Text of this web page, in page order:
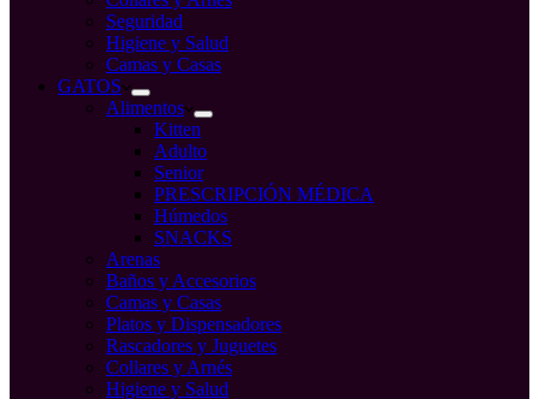
Seguridad
Higiene y Salud
Camas y Casas
GATOS
Alimentos
Kitten
Adulto
Senior
PRESCRIPCIÓN MÉDICA
Húmedos
SNACKS
Arenas
Baños y Accesorios
Camas y Casas
Platos y Dispensadores
Rascadores y Juguetes
Collares y Arnés
Higiene y Salud